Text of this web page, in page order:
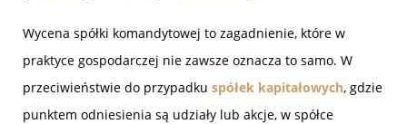
Wycena spółki komandytowej to zagadnienie, które w
praktyce gospodarczej nie zawsze oznacza to samo. W
przeciwieństwie do przypadku spółek kapitałowych, gdzie
punktem odniesienia są udziały lub akcje, w spółce